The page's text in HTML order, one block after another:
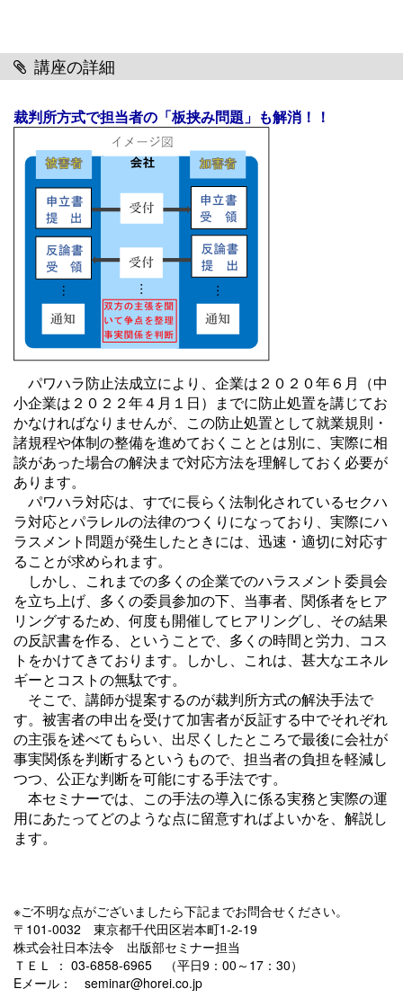
講座の詳細
裁判所方式で担当者の「板挟み問題」も解消！！
パワハラ防止法成立により、企業は２０２０年６月（中
小企業は２０２２年４月１日）までに防止処置を講じてお
かなければなりませんが、この防止処置として就業規則・
諸規程や体制の整備を進めておくこととは別に、実際に相
談があった場合の解決まで対応方法を理解しておく必要が
あります。
パワハラ対応は、すでに長らく法制化されているセクハ
ラ対応とパラレルの法律のつくりになっており、実際にハ
ラスメント問題が発生したときには、迅速・適切に対応す
ることが求められます。
しかし、これまでの多くの企業でのハラスメント委員会
を立ち上げ、多くの委員参加の下、当事者、関係者をヒア
リングするため、何度も開催してヒアリングし、その結果
の反訳書を作る、ということで、多くの時間と労力、コス
トをかけてきております。しかし、これは、甚大なエネル
ギーとコストの無駄です。
そこで、講師が提案するのが裁判所方式の解決手法で
す。被害者の申出を受けて加害者が反証する中でそれぞれ
の主張を述べてもらい、出尽くしたところで最後に会社が
事実関係を判断するというもので、担当者の負担を軽減し
つつ、公正な判断を可能にする手法です。
本セミナーでは、この手法の導入に係る実務と実際の運
用にあたってどのような点に留意すればよいかを、解説し
ます。
※ご不明な点がございましたら下記までお問合せください。
〒101-0032 東京都千代田区岩本町1-2-19
株式会社日本法令 出版部セミナー担当
ＴＥＬ ： 03-6858-6965 （平日9：00～17：30）
Eメール： seminar@horei.co.jp